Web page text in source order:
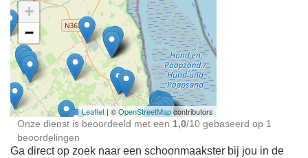
Ontdek meer ervaringen
Schoonmaakster bij
jou in de buurt
+
−
Leaflet | ©OpenStreetMapcontributors
Onze dienst is beoordeeld met een 1,0/10 gebaseerd op 1
beoordelingen
Ga direct op zoek naar een schoonmaakster bij jou in de